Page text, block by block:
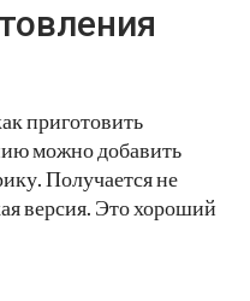
приготовить
можно добавить
Получается не
версия. Это хороший